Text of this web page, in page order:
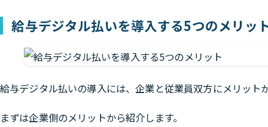
給与デジタル払いを導入する5つのメリッ
給与デジタル払いの導入には、企業と従業員双方にメリット
まずは企業側のメリットから紹介します。